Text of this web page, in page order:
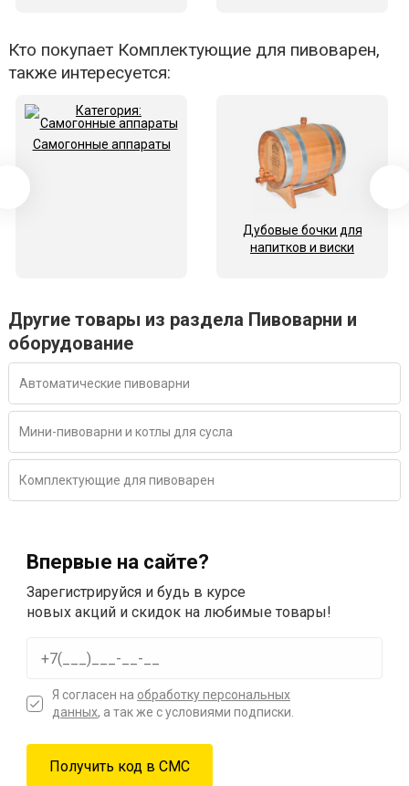
Кто покупает Комплектующие для пивоварен,
также интересуется:
Самогонные аппараты
Дубовые бочки для
напитков и виски
Другие товары из раздела Пивоварни и
оборудование
Автоматические пивоварни
Мини-пивоварни и котлы для сусла
Комплектующие для пивоварен
Впервые на сайте?
Зарегистрируйся и будь в курсе
новых акций и скидок на любимые товары!
Я согласен на обработку персональных
данных, а так же с условиями подписки.